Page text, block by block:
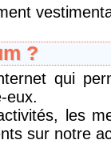
?
qui
eux.
les
sur notre